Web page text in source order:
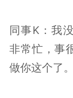
同事K：我
非常忙，事
做你这个了。